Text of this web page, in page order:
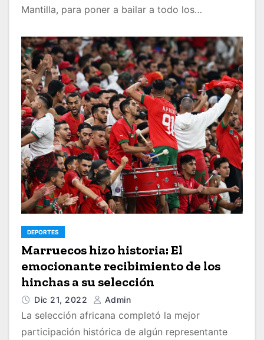
Mantilla, para poner a bailar a todo los…
DEPORTES
Marruecos hizo historia: El
emocionante recibimiento de los
hinchas a su selección
Dic 21, 2022 Admin
La selección africana completó la mejor
participación histórica de algún representante